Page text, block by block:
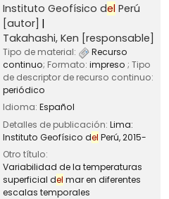
Instituto Geofísico del Perú
[autor]
Takahashi, Ken [responsable]
Tipo de material:
Recurso
continuo; Formato: impreso ; Tipo
de descriptor de recurso continuo:
periódico
Idioma: Español
Detalles de publicación: Lima:
Instituto Geofísico del Perú,2015-
Otro título:
Variabilidad de la temperaturas
superficial del mar en diferentes
escalas temporales